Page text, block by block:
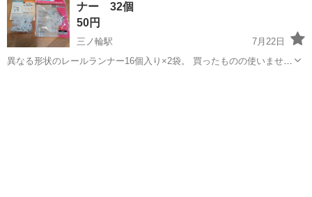
イズにしました。本体は、流動...
ナー 32個
50円
三ノ輪駅
7月22日
異なる形状のレールランナー16個入り×2袋。 買ったものの使いません